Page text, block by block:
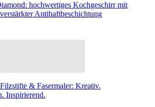
hochwertiges Kochgeschirr mit
Antihaftbeschichtung
& Fasermaler: Kreativ.
Inspirierend.